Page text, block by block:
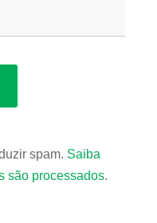
spam. Saiba
são processados.